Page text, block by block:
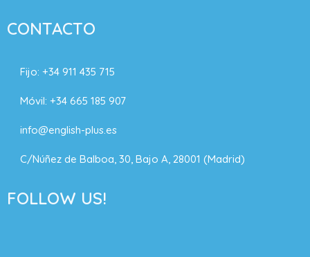
CONTACTO
Fijo: +34 911 435 715
Móvil: +34 665 185 907
info@english-plus.es
C/Núñez de Balboa, 30, Bajo A, 28001 (Madrid)
FOLLOW US!